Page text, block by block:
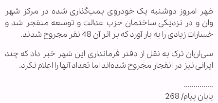
ظهر امروز دوشنبه یک خودروی بمب‌گذاری شده در مرکز شهر
وان و در نزدیکی ساختمان حزب عدالت و توسعه منفجر شد و
خسارات زیادی را به بار آورد که بر اثر آن 48 نفر مجروح شدند.
سی‌ان‌ان ترک به نقل از دفتر فرمانداری این شهر خبر داد که چند
ایرانی نیز در انفجار مجروح شده‌اند اما تعداد آنها را اعلام نکرد.
...............
پایان پیام/ 268